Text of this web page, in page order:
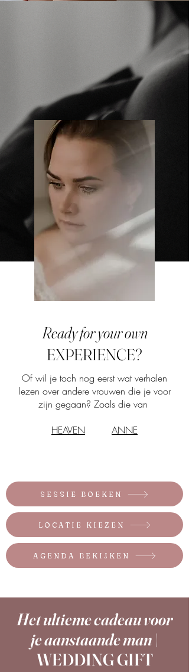
Ready for your own
EXPERIENCE?
Of wil je toch nog eerst wat verhalen
lezen over andere vrouwen die je voor
zijn gegaan? Zoals die van
HEAVEN
ANNE
SESSIE BOEKEN
LOCATIE KIEZEN
AGENDA BEKIJKEN
Het ultieme cadeau voor
je aanstaande man |
WEDDING GIFT